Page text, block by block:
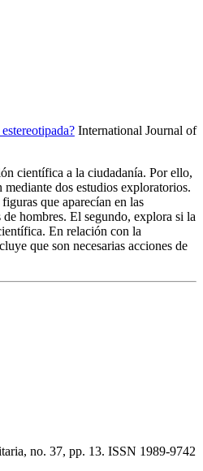
International Journal of
científica a la ciudadanía. Por ello,
mediante dos estudios exploratorios.
que aparecían en las
hombres. El segundo, explora si la
En relación con la
que son necesarias acciones de
no. 37, pp. 13. ISSN 1989-9742